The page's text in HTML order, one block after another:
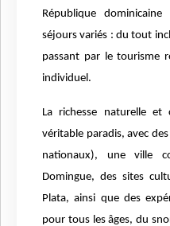
République
séjours variés : du tout
passant par le tourisme
individuel.
La richesse naturelle
véritable paradis, avec
nationaux), une ville
Domingue, des sites
Plata, ainsi que des
pour tous les âges, du